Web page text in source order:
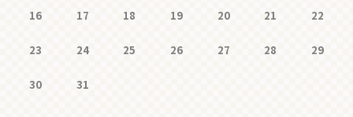
16 17 18 19 20 21 22
23 24 25 26 27 28 29
30 31